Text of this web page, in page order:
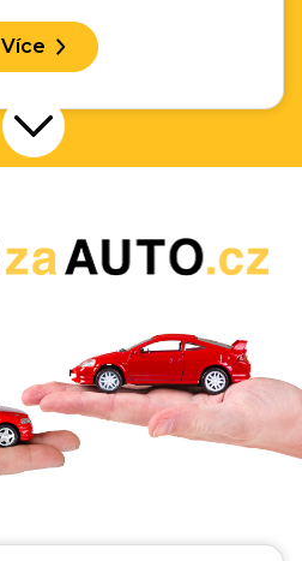
Více
Přejít na další nabídku